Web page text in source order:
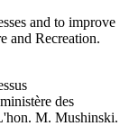
and to improve
and Recreation.
des
M. Mushinski.